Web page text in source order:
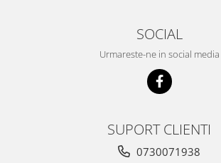
SOCIAL
Urmareste-ne in social media
SUPORT CLIENTI
0730071938